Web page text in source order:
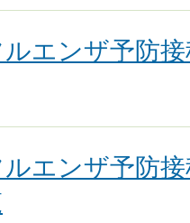
エンザ予防
エンザ予防